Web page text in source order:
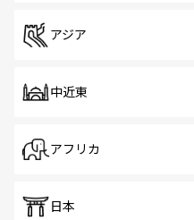
アジア
中近東
アフリカ
日本